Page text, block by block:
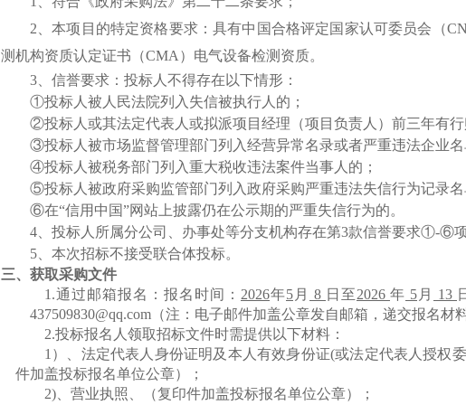
2 、本项目的特定资格要求：具有中国合格评定国家认可委员会（
测机构资质认定证书（CMA）电气设备检测资质。
3
信誉要求：投标人不得存在以下情形：
①投标人被人民法院列入失信被执行人的；
②投标人或其法定代表人或拟派项目经理（项目负责人）前三年有
③投标人被市场监督管理部门列入经营异常名录或者严重违法企业
④投标人被税务部门列入重大税收违法案件当事人的；
⑤投标人被政府采购监管部门列入政府采购严重违法失信行为记录
⑥在“信用中国”网站上披露仍在公示期的严重失信行为的。
4
投标人所属分公司、办事处等分支机构存在第3款信誉要求①-⑥项
5
本次招标不接受联合体投标。
三、 获取采购文件
1 .通过邮箱报名： 报名时间： 2026年5 月 8 日 至2026 年 5 月 13
437509830@qq.com（注：电子邮件加盖公章发自邮箱，递交报名
2.投标报名人领取招标文件时需提供以下材料：
1）、法定代表人身份证明及本人有效身份证(或法定代表人授权
件加盖投标报名单位公章）；
2)、营业执照、（复印件加盖投标报名单位公章）；